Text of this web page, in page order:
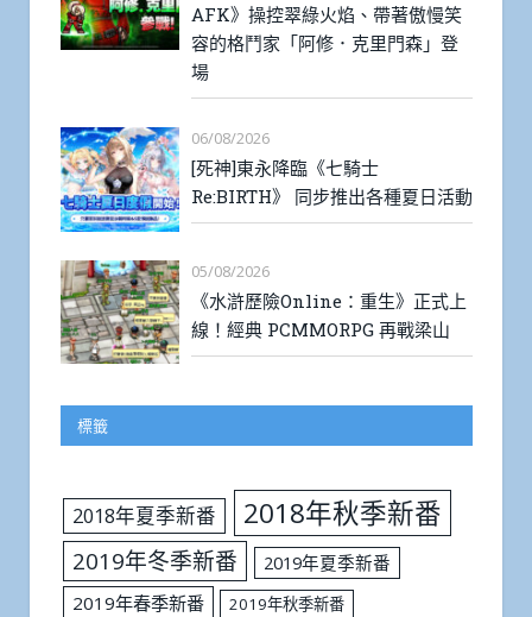
AFK》操控翠綠火焰、帶著傲慢笑
容的格鬥家「阿修．克里門森」登
場
06/08/2026
[死神]東永降臨《七騎士
Re:BIRTH》 同步推出各種夏日活動
05/08/2026
《水滸歷險Online：重生》正式上
線！經典 PCMMORPG 再戰梁山
標籤
2018年夏季新番 2018年秋季新番
2019年冬季新番
2019年夏季新番
2019年春季新番
2019年秋季新番